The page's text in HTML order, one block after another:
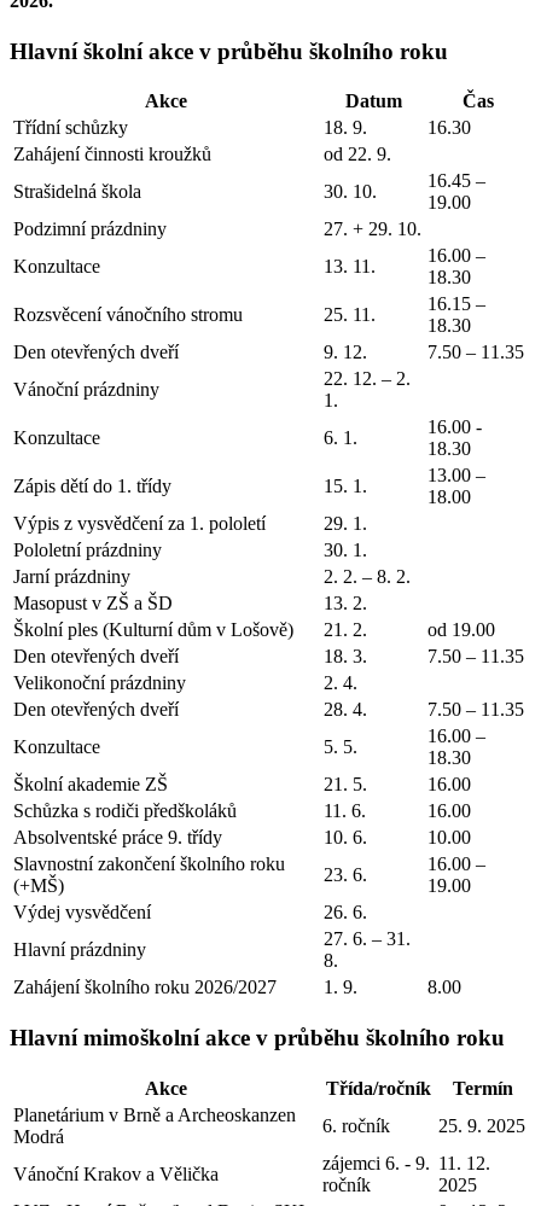
Hlavní školní akce v průběhu školního roku
Akce Datum
Čas
Třídní schůzky
18. 9.
16.30
Zahájení činnosti kroužků
od 22. 9.
Strašidelná škola
30. 10.
16.45 –
19.00
Podzimní prázdniny
27. + 29. 10.
Konzultace
13. 11.
16.00 –
18.30
Rozsvěcení vánočního stromu
25. 11.
16.15 –
18.30
Den otevřených dveří
9. 12.
7.50 – 11.35
Vánoční prázdniny
22. 12. – 2.
1.
Konzultace
6. 1.
16.00 -
18.30
Zápis dětí do 1. třídy
15. 1.
13.00 –
18.00
Výpis z vysvědčení za 1. pololetí
29. 1.
Pololetní prázdniny
30. 1.
Jarní prázdniny
2. 2. – 8. 2.
Masopust v ZŠ a ŠD
13. 2.
Školní ples (Kulturní dům v Lošově)
21. 2.
od 19.00
Den otevřených dveří
18. 3.
7.50 – 11.35
Velikonoční prázdniny
2. 4.
Den otevřených dveří
28. 4.
7.50 – 11.35
Konzultace
5. 5.
16.00 –
18.30
Školní akademie ZŠ
21. 5.
16.00
Schůzka s rodiči předškoláků
11. 6.
16.00
Absolventské práce 9. třídy
10. 6.
10.00
Slavnostní zakončení školního roku
(+MŠ)
23. 6.
16.00 –
19.00
Výdej vysvědčení
26. 6.
Hlavní prázdniny
27. 6. – 31.
8.
Zahájení školního roku 2026/2027
1. 9. 8.00
Hlavní mimoškolní akce v průběhu školního roku
Akce Třída/ročník
Termín
Planetárium v Brně a Archeoskanzen
Modrá
6. ročník 25. 9. 2025
Vánoční Krakov a Vělička
zájemci 6. - 9.
ročník
11. 12.
2025